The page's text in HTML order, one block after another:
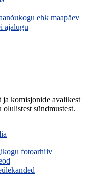
ehk maapäev
ajalugu
ja komisjonide avalikest
sündmustest.
fotoarhiiv